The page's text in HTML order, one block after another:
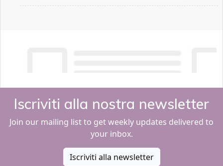
Iscriviti alla nostra newsletter
Join our mailing list to get weekly updates delivered to
your inbox.
Iscriviti alla newsletter